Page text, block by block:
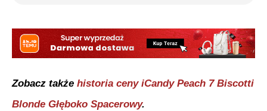
Zobacz także historia ceny iCandy Peach 7 Biscotti
Blonde Głęboko Spacerowy.